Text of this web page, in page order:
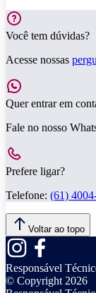
Você tem dúvidas?
Acesse nossas
Quer entrar em
Fale no nosso
Prefere ligar?
Telefone: (61)
Voltar ao topo
Responsável
© Copyright 2026